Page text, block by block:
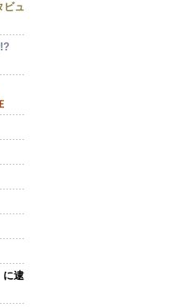
ビュ
!?
に逮